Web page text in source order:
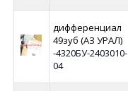
дифференциал
49зуб (АЗ УРАЛ)
-4320БУ-2403010-
04